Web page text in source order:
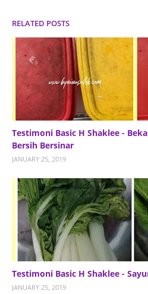
RELATED POSTS
Testimoni Basic H Shaklee -
Bersih Bersinar
JANUARY 25, 2019
Testimoni Basic H Shaklee -
JANUARY 25, 2019